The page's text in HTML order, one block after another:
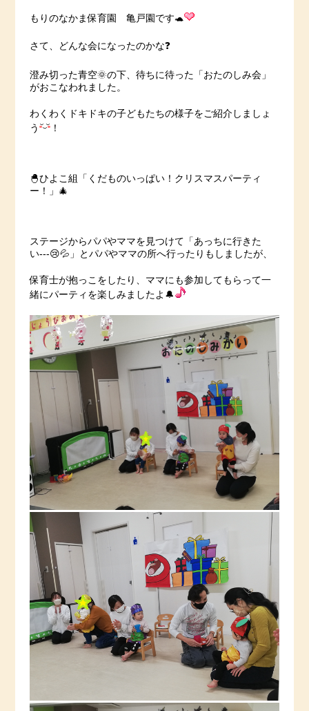
もりのなかま保育園 亀戸園です🐢
さて、どんな会になったのかな❓
澄み切った青空🌞の下、待ちに待った「おたのしみ会」
がおこなわれました。
わくわくドキドキの子どもたちの様子をご紹介しましょ
う
！
🐣ひよこ組「くだものいっぱい！クリスマスパーティ
ー！」🎄
ステージからパパやママを見つけて「あっちに行きた
い‐‐‐😢💦」とパパやママの所へ行ったりもしましたが、
保育士が抱っこをしたり、ママにも参加してもらって一
緒にパーティを楽しみましたよ🔔